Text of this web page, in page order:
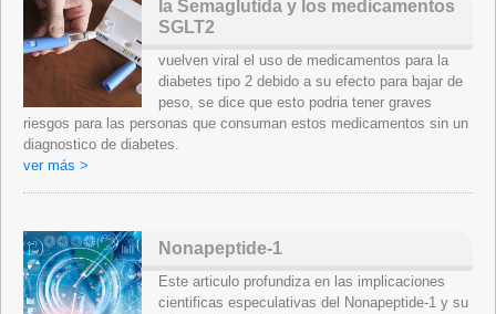
la Semaglutida y los medicamentos
SGLT2
vuelven viral el uso de medicamentos para la
diabetes tipo 2 debido a su efecto para bajar de
peso, se dice que esto podria tener graves
riesgos para las personas que consuman estos medicamentos sin un
diagnostico de diabetes.
ver más >
Nonapeptide-1
Este articulo profundiza en las implicaciones
cientificas especulativas del Nonapeptide-1 y su